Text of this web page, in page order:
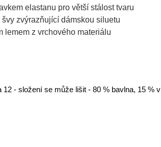
elastanu pro větší stálost tvaru
zvýrazňující dámskou siluetu
lemem z vrchového materiálu
12 - složení se může lišit - 80 % bavlna, 15 %